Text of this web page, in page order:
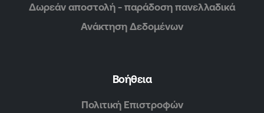
Δωρεάν αποστολή - παράδοση πανελλαδικά
Ανάκτηση Δεδομένων
Βοήθεια
Πολιτική Επιστροφών